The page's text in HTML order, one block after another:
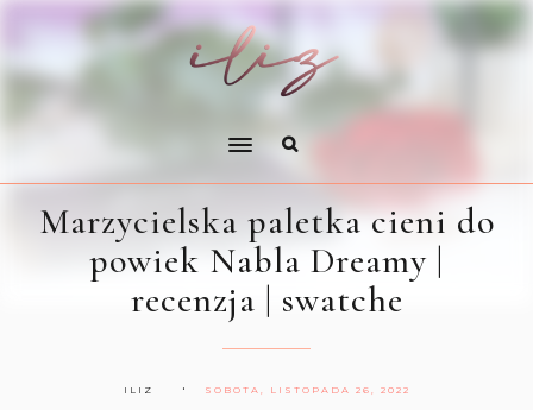
Marzycielska paletka cieni do
powiek Nabla Dreamy |
recenzja | swatche
ILIZ SOBOTA, LISTOPADA 26, 2022